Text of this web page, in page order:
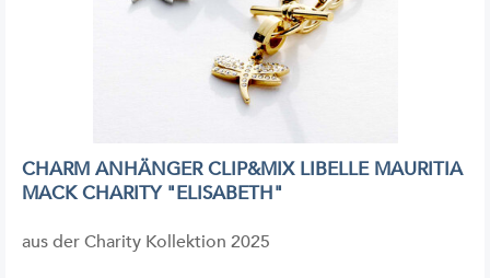
CHARM ANHÄNGER CLIP&MIX LIBELLE MAURITIA
MACK CHARITY "ELISABETH"
aus der Charity Kollektion 2025